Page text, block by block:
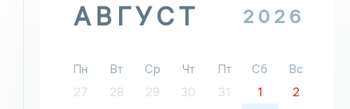
АВГУСТ 2026
Пн Вт Ср Чт Пт Сб
Вс
27
28 29 30 31 1
2